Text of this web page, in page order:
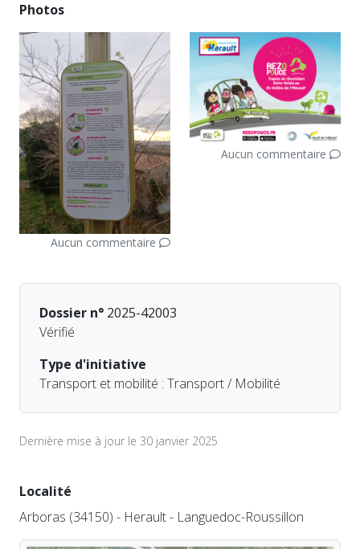
Photos
Aucun commentaire
Aucun commentaire
Dossier n° 2025-42003
Vérifié
Type d'initiative
Transport et mobilité : Transport / Mobilité
Dernière mise à jour le 30 janvier 2025
Localité
Arboras (34150) - Herault - Languedoc-Roussillon